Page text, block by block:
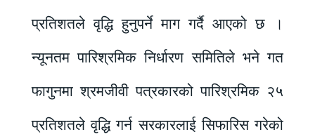
प्रतिशतले वृद्धि हुनुपर्ने माग गर्दै आएको छ ।
न्यूनतम पारिश्रमिक निर्धारण समितिले भने गत
फागुनमा श्रमजीवी पत्रकारको पारिश्रमिक २५
प्रतिशतले वृद्धि गर्न सरकारलाई सिफारिस गरेको